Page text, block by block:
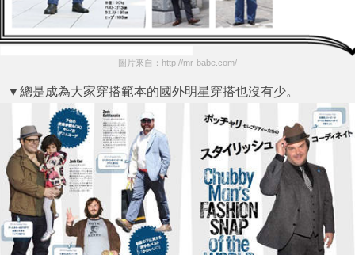
圖片來自：http://mr-babe.com/
▼總是成為大家穿搭範本的國外明星穿搭也沒有少。